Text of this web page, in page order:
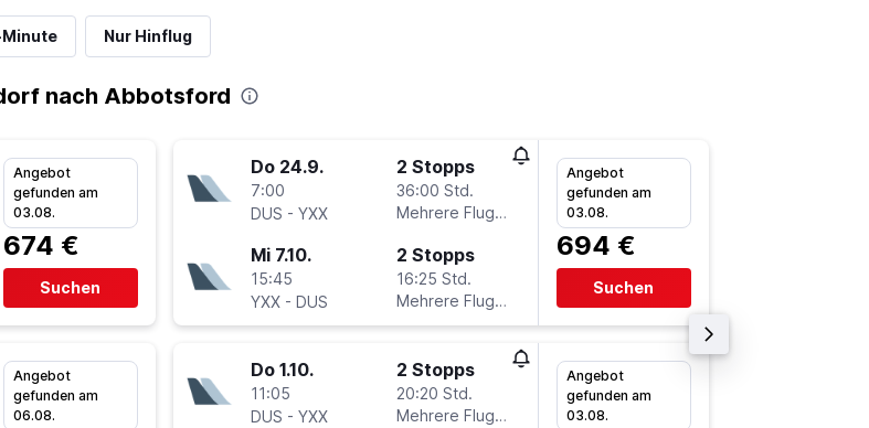
Nur Hinflug
nach Abbotsford
Angebot
gefunden am
03.08.
674 €
Suchen
Angebot
gefunden am
06.08.
Do 24.9.
7:00
DUS - YXX
2 Stopps
36:00 Std.
Mehrere Fluglinien
Mi 7.10.
15:45
YXX- DUS
2 Stopps
16:25 Std.
Mehrere Fluglinien
Angebot
gefunden am
03.08.
694 €
Suchen
Do 1.10.
11:05
DUS - YXX
2 Stopps
20:20 Std.
Mehrere Fluglinien
Angebot
gefunden am
03.08.